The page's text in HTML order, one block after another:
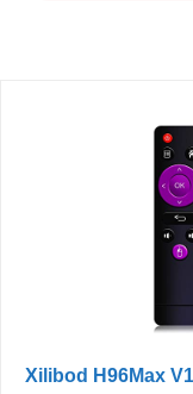
Xilibod H96Max